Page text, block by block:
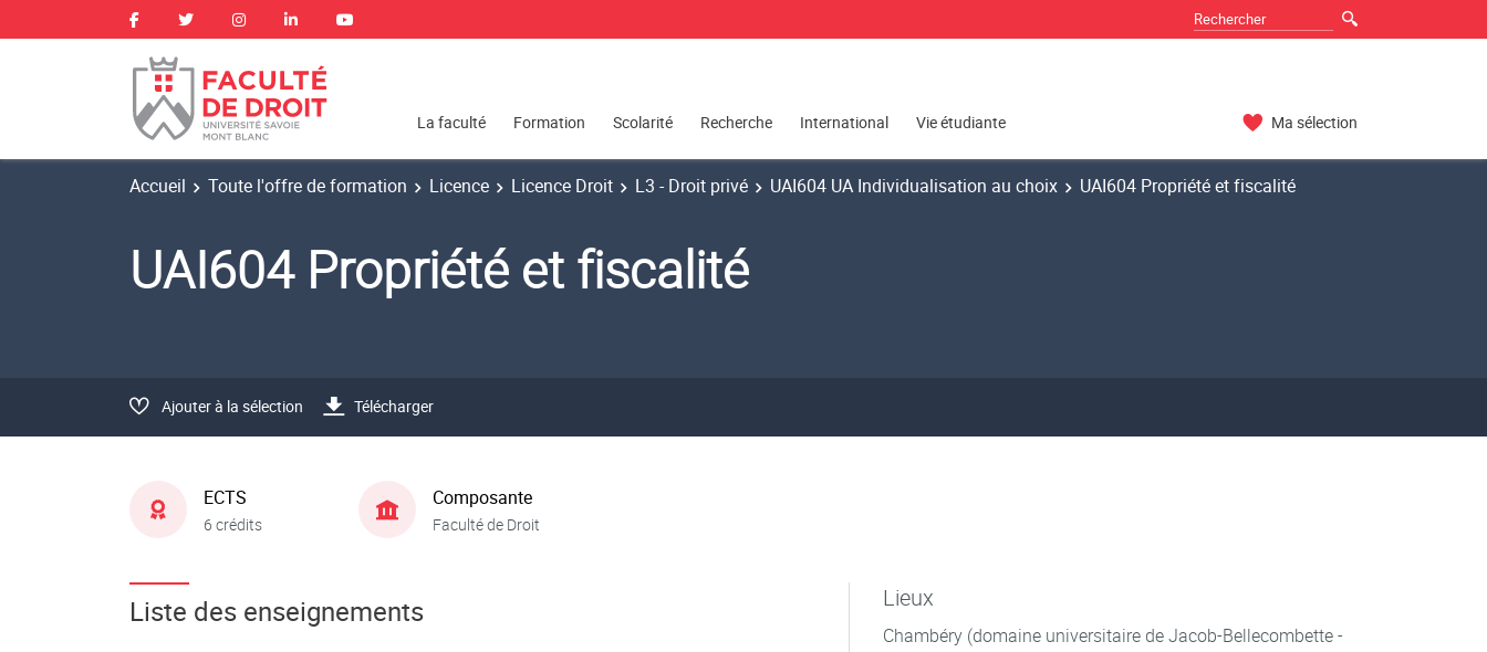
La faculté Formation Scolarité Recherche International Vie étudiante Ma sélection
Accueil Toute l'offre de formation Licence Licence Droit L3 - Droit privé UAI604 UA Individualisation au choix UAI604 Propriété et fiscalité
UAI604 Propriété et fiscalité
Ajouter à la sélection Télécharger
ECTS
6 crédits
Composante
Faculté de Droit
Liste des enseignements Lieux
Chambéry (domaine universitaire de Jacob-Bellecombette -